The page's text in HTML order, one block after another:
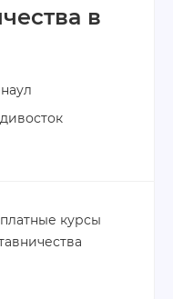
в
курсы